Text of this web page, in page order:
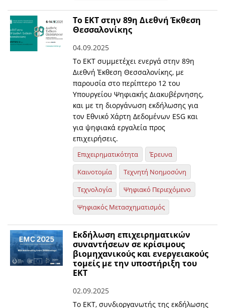
Το ΕΚΤ στην 89η Διεθνή Έκθεση
Θεσσαλονίκης
04.09.2025
To EKT συμμετέχει ενεργά στην 89η
Διεθνή Έκθεση Θεσσαλονίκης, με
παρουσία στο περίπτερο 12 του
Υπουργείου Ψηφιακής Διακυβέρνησης,
και με τη διοργάνωση εκδήλωσης για
τον Εθνικό Χάρτη Δεδομένων ESG και
για ψηφιακά εργαλεία προς
επιχειρήσεις.
Επιχειρηματικότητα
Έρευνα
Καινοτομία
Τεχνητή Νοημοσύνη
Τεχνολογία
Ψηφιακό Περιεχόμενο
Ψηφιακός Μετασχηματισμός
Εκδήλωση επιχειρηματικών
συναντήσεων σε κρίσιμους
βιομηχανικούς και ενεργειακούς
τομείς με την υποστήριξη του
ΕΚΤ
02.09.2025
Το ΕΚΤ, συνδιοργανωτής της εκδήλωσης